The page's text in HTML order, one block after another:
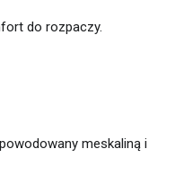
do rozpaczy.
meskaliną i